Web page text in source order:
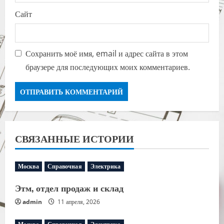
Сайт
Сохранить моё имя, email и адрес сайта в этом
браузере для последующих моих комментариев.
СВЯЗАННЫЕ ИСТОРИИ
Москва Справочная Электрика
Этм, отдел продаж и склад
admin 11 апреля, 2026